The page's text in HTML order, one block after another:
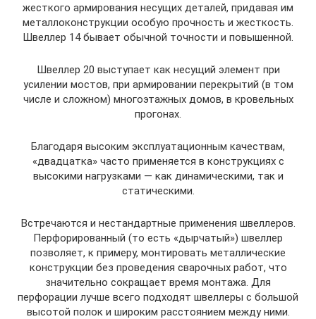
жесткого армирования несущих деталей, придавая им
металлоконструкции особую прочность и жесткость.
Швеллер 14 бывает обычной точности и повышенной.
Швеллер 20 выступает как несущий элемент при
усилении мостов, при армировании перекрытий (в том
числе и сложном) многоэтажных домов, в кровельных
прогонах.
Благодаря высоким эксплуатационным качествам,
«двадцатка» часто применяется в конструкциях с
высокими нагрузками — как динамическими, так и
статическими.
Встречаются и нестандартные применения швеллеров.
Перфорированный (то есть «дырчатый») швеллер
позволяет, к примеру, монтировать металлические
конструкции без проведения сварочных работ, что
значительно сокращает время монтажа. Для
перфорации лучше всего подходят швеллеры с большой
высотой полок и широким расстоянием между ними.